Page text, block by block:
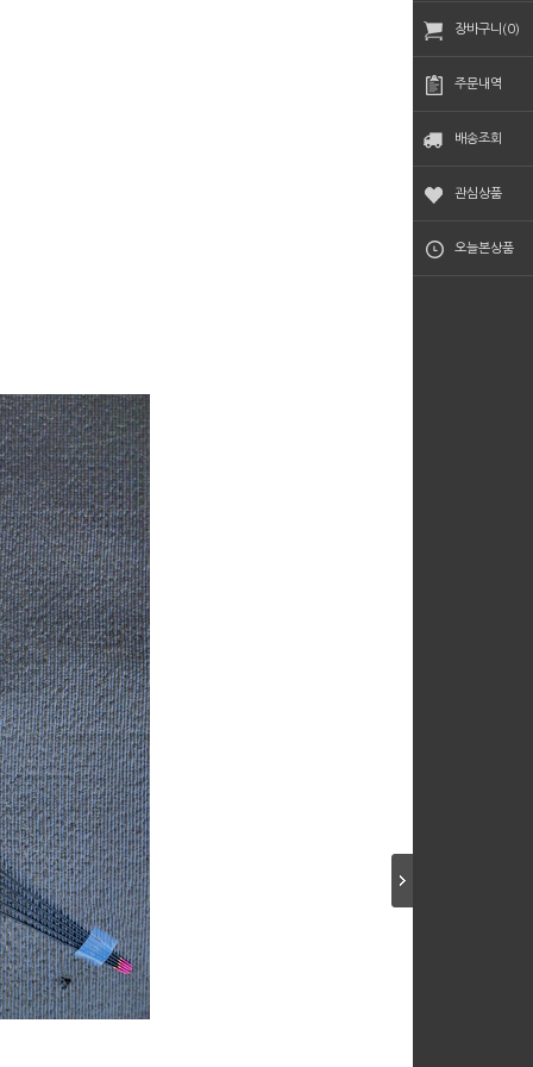
장바구니(0)
주문내역
배송조회
관심상품
오늘본상품